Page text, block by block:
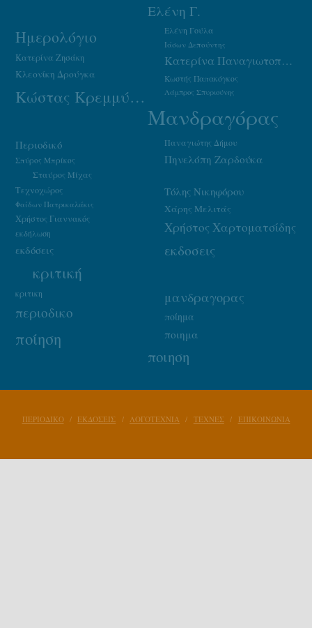
Ελένη Γ.
Ελένη Γούλα
Ημερολόγιο Ιάσων Δεπούντης
Κατερίνα Ζησάκη Κατερίνα Παναγιωτοπούλου
Κλεονίκη Δρούγκα Κωστής Παπακόγκος
Κώστας Κρεμμύδας Λάμπρος Σπυριούνης
Μανδραγόρας
Παναγιώτης Δήμου
Περιοδικό
Πηνελόπη Ζαρδούκα
Σπύρος Μπρίκος
Σταύρος Μίχας
Τεχνοχώρος
Τόλης Νικηφόρου
Φαίδων Πατρικαλάκις Χάρης Μελιτάς
Χρήστος Γιαννακός
Χρήστος Χαρτοματσίδης
εκδήλωση
εκδοσεις
εκδόσεις
κριτική
κριτικη μανδραγορας
περιοδικο ποίημα
ποίηση ποιημα
ποιηση
ΠΕΡΙΟΔΙΚΟ ΕΚΔΟΣΕΙΣ ΛΟΓΟΤΕΧΝΙΑ ΤΕΧΝΕΣ ΕΠΙΚΟΙΝΩΝΙΑ